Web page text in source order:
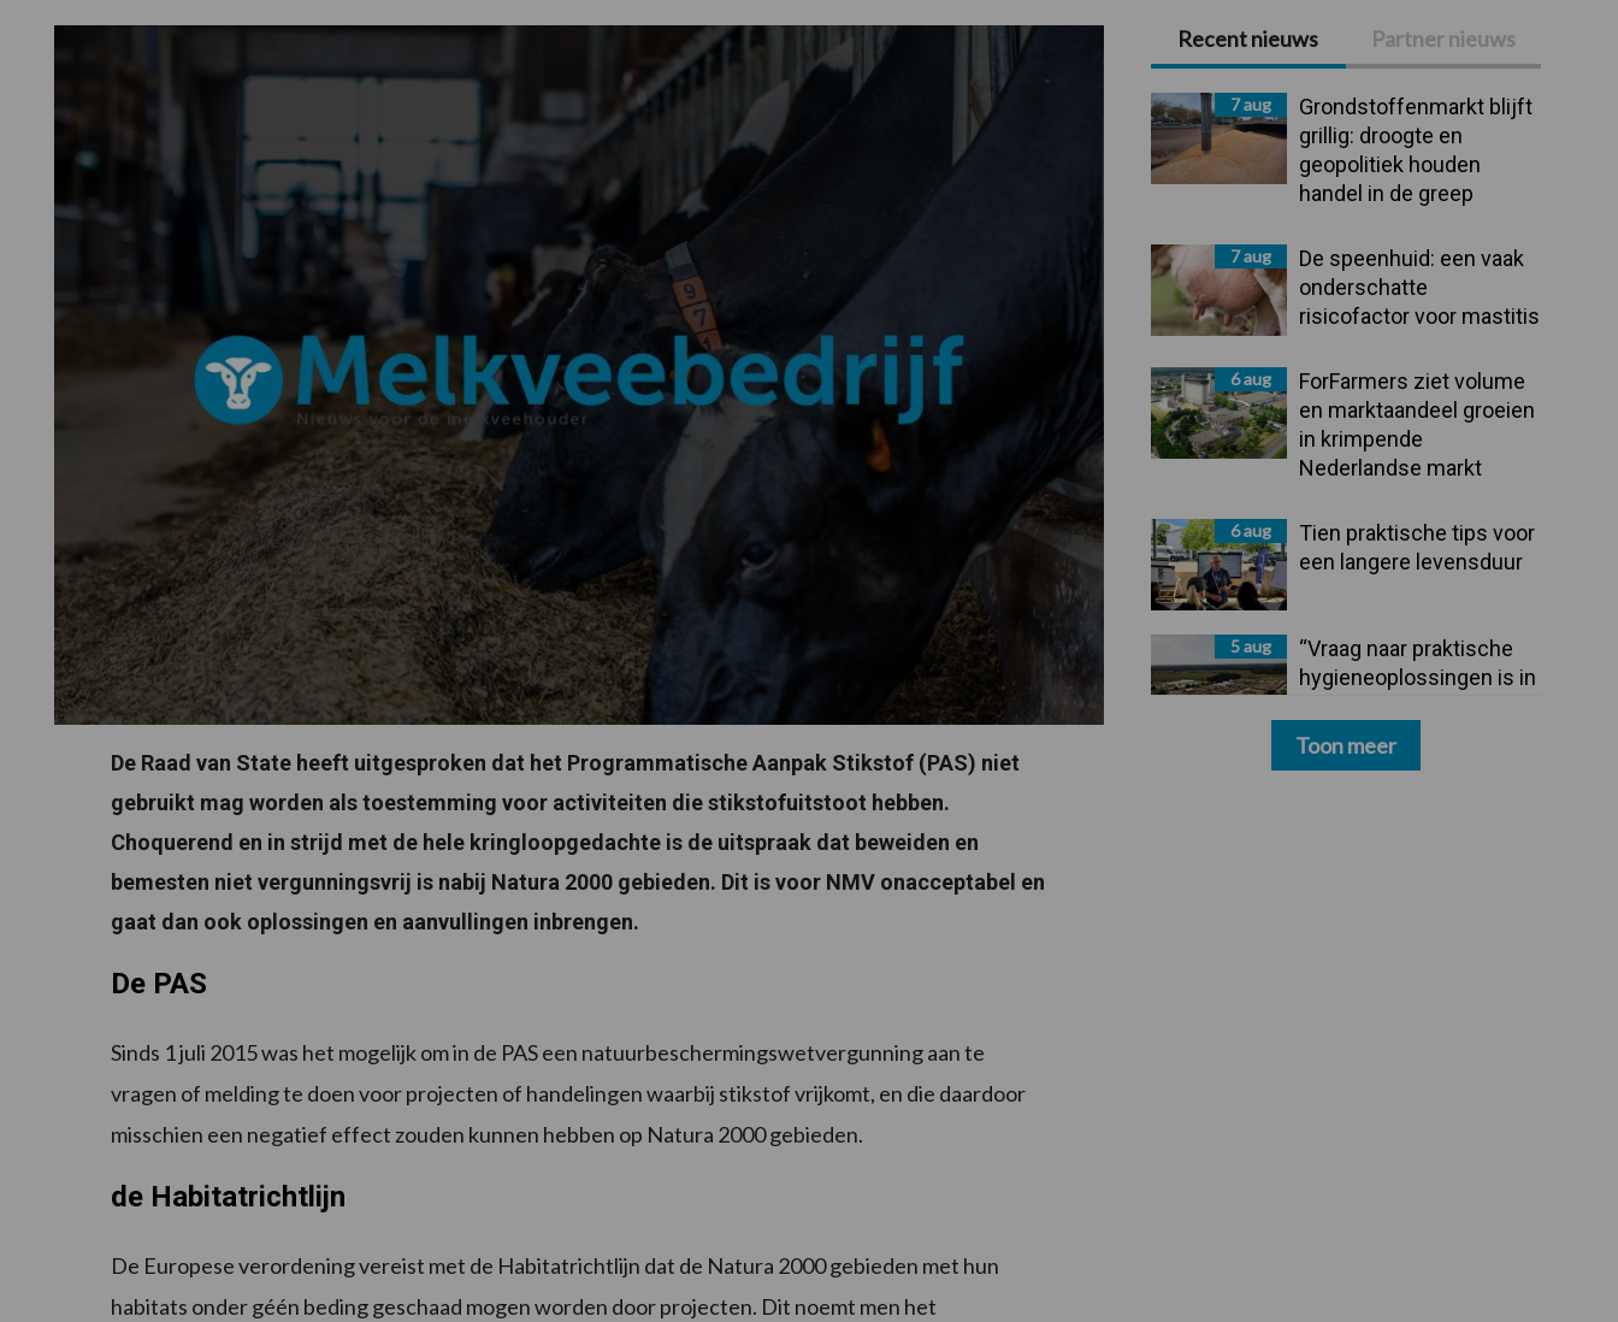
De Raad van State heeft uitgesproken dat het Programmatische Aanpak Stikstof (PAS) niet
gebruikt mag worden als toestemming voor activiteiten die stikstofuitstoot hebben.
Choquerend en in strijd met de hele kringloopgedachte is de uitspraak dat beweiden en
bemesten niet vergunningsvrij is nabij Natura 2000 gebieden. Dit is voor NMV onacceptabel en
gaat dan ook oplossingen en aanvullingen inbrengen.
De PAS
Sinds 1 juli 2015 was het mogelijk om in de PAS een natuurbeschermingswetvergunning aan te
vragen of melding te doen voor projecten of handelingen waarbij stikstof vrijkomt, en die daardoor
misschien een negatief effect zouden kunnen hebben op Natura 2000 gebieden.
de Habitatrichtlijn
De Europese verordening vereist met de Habitatrichtlijn dat de Natura 2000 gebieden met hun
habitats onder géén beding geschaad mogen worden door projecten. Dit noemt men het
Primaire
Sidebar
Recent nieuws Partner nieuws
7 aug
Grondstoffenmarkt blijft
grillig: droogte en
geopolitiek houden
handel in de greep
7 aug
De speenhuid: een vaak
onderschatte
risicofactor voor mastitis
6 aug
ForFarmers ziet volume
en marktaandeel groeien
in krimpende
Nederlandse markt
6 aug
Tien praktische tips voor
een langere levensduur
5 aug
“Vraag naar praktische
hygieneoplossingen is in
Toon meer